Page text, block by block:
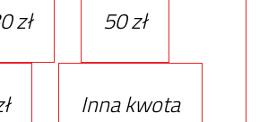
zł 50 zł
Inna kwota